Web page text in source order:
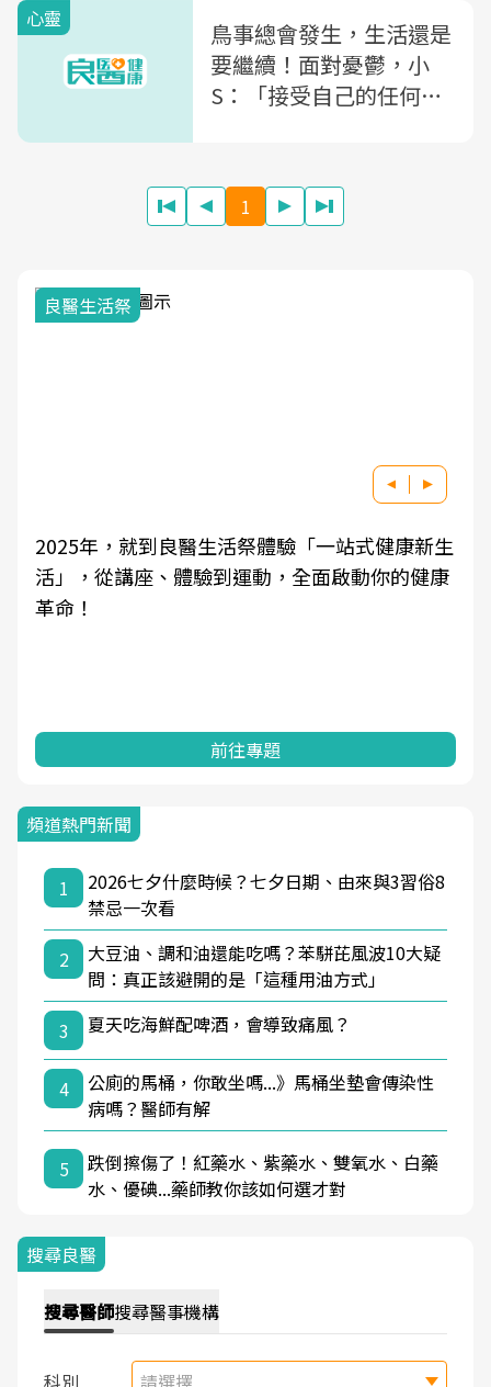
心靈
鳥事總會發生，生活還是
要繼續！面對憂鬱，小
S：「接受自己的任何狀
1
良醫生活祭
2025年，就到良醫生活祭體驗「一站式健康新生
活」，從講座、體驗到運動，全面啟動你的健康
革命！
前往專題
頻道熱門新聞
1
2026七夕什麼時候？七夕日期、由來與3習俗8
禁忌一次看
2
大豆油、調和油還能吃嗎？苯駢芘風波10大疑
問：真正該避開的是「這種用油方式」
3
夏天吃海鮮配啤酒，會導致痛風？
4
公廁的馬桶，你敢坐嗎...》馬桶坐墊會傳染性
病嗎？醫師有解
5
跌倒擦傷了！紅藥水、紫藥水、雙氧水、白藥
水、優碘...藥師教你該如何選才對
搜尋良醫
搜尋醫師搜尋醫事機構
科別 請選擇